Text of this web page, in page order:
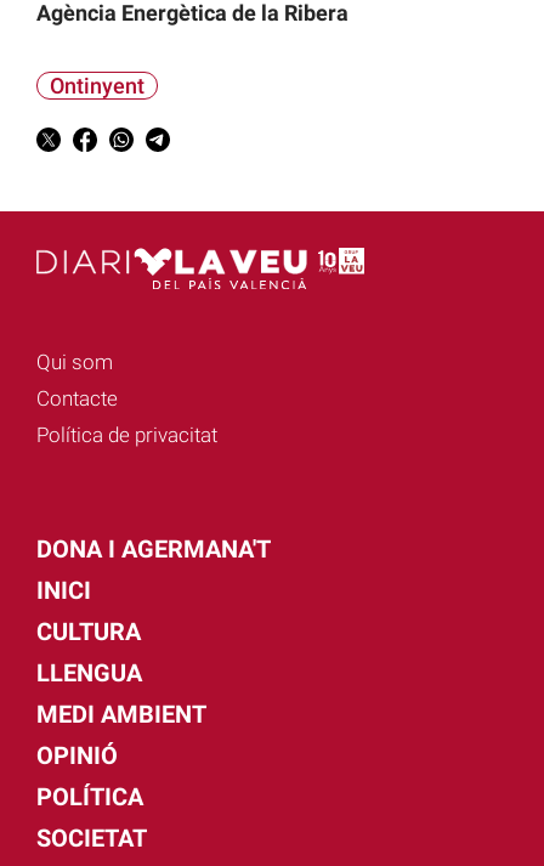
Agència Energètica de la Ribera
Ontinyent
Qui som
Contacte
Política de privacitat
DONA I AGERMANA'T
INICI
CULTURA
LLENGUA
MEDI AMBIENT
OPINIÓ
POLÍTICA
SOCIETAT